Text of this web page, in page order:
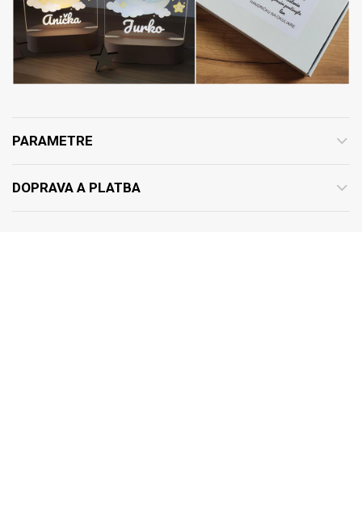
PARAMETRE
DOPRAVA A PLATBA